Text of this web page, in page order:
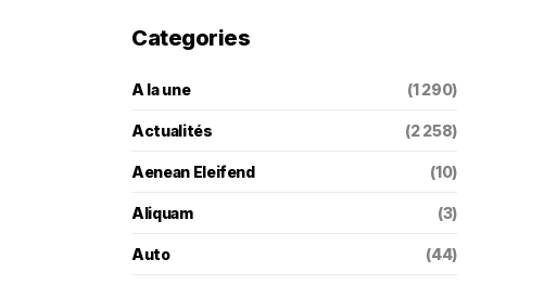
Categories
A la une (1 290)
Actualités (2 258)
Aenean Eleifend (10)
Aliquam (3)
Auto (44)